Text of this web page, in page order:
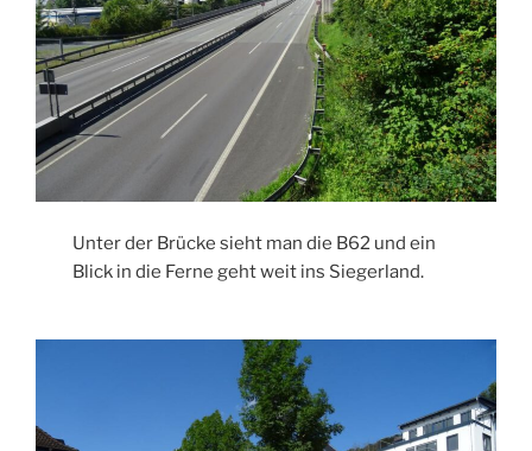
Unter der Brücke sieht man die B62 und ein
Blick in die Ferne geht weit ins Siegerland.